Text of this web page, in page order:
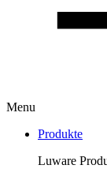
Menu
Produkte
Luware